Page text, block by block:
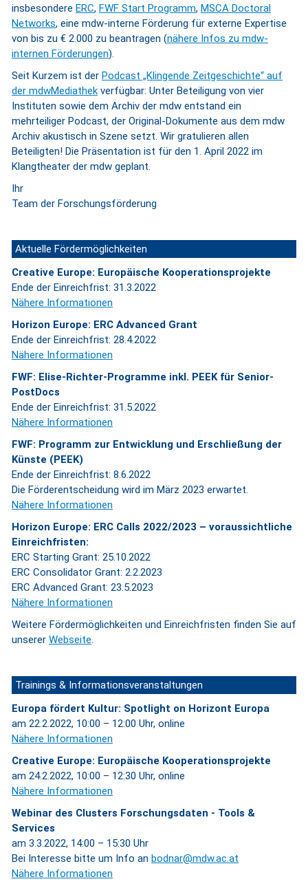
insbesondere ERC, FWF Start Programm, MSCA Doctoral
Networks, eine mdw-interne Förderung für externe Expertise
von bis zu € 2.000 zu beantragen (nähere Infos zu mdw-
internen Förderungen).
Seit Kurzem ist der Podcast „Klingende Zeitgeschichte“ auf
der mdwMediathek verfügbar: Unter Beteiligung von vier
Instituten sowie dem Archiv der mdw entstand ein
mehrteiliger Podcast, der Original-Dokumente aus dem mdw
Archiv akustisch in Szene setzt. Wir gratulieren allen
Beteiligten! Die Präsentation ist für den 1. April 2022 im
Klangtheater der mdw geplant.
Ihr
Team der Forschungsförderung
Aktuelle Fördermöglichkeiten
Creative Europe: Europäische Kooperationsprojekte
Ende der Einreichfrist: 31.3.2022
Nähere Informationen
Horizon Europe: ERC Advanced Grant
Ende der Einreichfrist: 28.4.2022
Nähere Informationen
FWF: Elise-Richter-Programme inkl. PEEK für Senior-
PostDocs
Ende der Einreichfrist: 31.5.2022
Nähere Informationen
FWF: Programm zur Entwicklung und Erschließung der
Künste (PEEK)
Ende der Einreichfrist: 8.6.2022
Die Förderentscheidung wird im März 2023 erwartet.
Nähere Informationen
Horizon Europe: ERC Calls 2022/2023 – voraussichtliche
Einreichfristen:
ERC Starting Grant: 25.10.2022
ERC Consolidator Grant: 2.2.2023
ERC Advanced Grant: 23.5.2023
Nähere Informationen
Weitere Fördermöglichkeiten und Einreichfristen finden Sie auf
unserer Webseite.
Trainings & Informationsveranstaltungen
Europa fördert Kultur: Spotlight on Horizont Europa
am 22.2.2022, 10:00 – 12:00 Uhr, online
Nähere Informationen
Creative Europe: Europäische Kooperationsprojekte
am 24.2.2022, 10:00 – 12:30 Uhr, online
Nähere Informationen
Webinar des Clusters Forschungsdaten - Tools &
Services
am 3.3.2022, 14:00 – 15:30 Uhr
Bei Interesse bitte um Info an bodnar@mdw.ac.at
Nähere Informationen